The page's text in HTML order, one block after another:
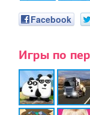
Facebook
Игры по